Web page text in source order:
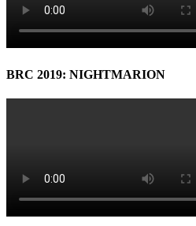
BRC 2019: NIGHTMARION